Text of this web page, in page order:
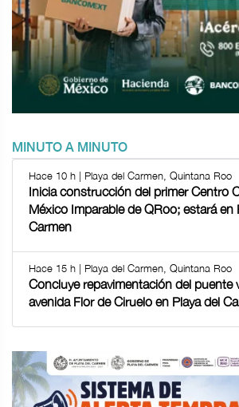
MINUTO A MINUTO
Hace 10 h | Playa del Carmen, Quintana Roo
Inicia construcción del primer Centro
México Imparable de QRoo; estará en
Carmen
Hace 15 h | Playa del Carmen, Quintana Roo
Concluye repavimentación del puente
avenida Flor de Ciruelo en Playa del